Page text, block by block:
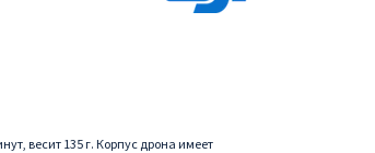
весит 135 г. Корпус дрона имеет